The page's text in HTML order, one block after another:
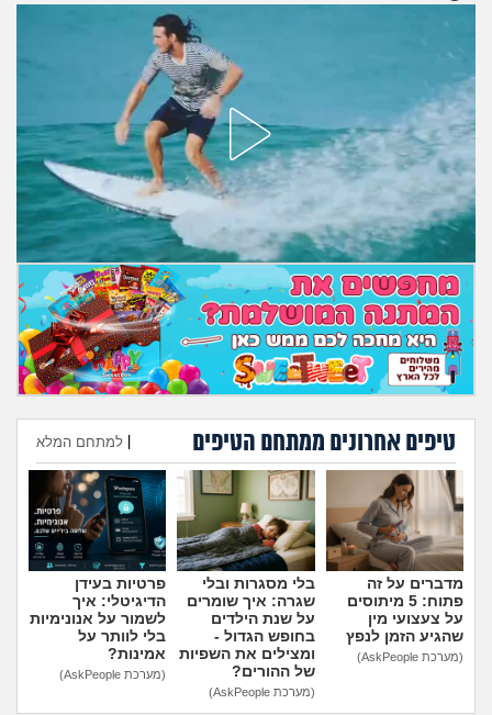
חיות מחמד
יוקר המחיה
גאווה
טיפים אחרונים ממתחם הטיפים למתחם המלא
הוספת טיפ
מדברים על זה
פתוח: 5 מיתוסים
על צעצועי מין
שהגיע הזמן לנפץ
(מערכת AskPeople)
בלי מסגרות ובלי
שגרה: איך שומרים
על שנת הילדים
בחופש הגדול -
ומצילים את השפיות
של ההורים?
(מערכת AskPeople)
פרטיות בעידן
הדיגיטלי: איך
לשמור על אנונימיות
בלי לוותר על
אמינות?
(מערכת AskPeople)